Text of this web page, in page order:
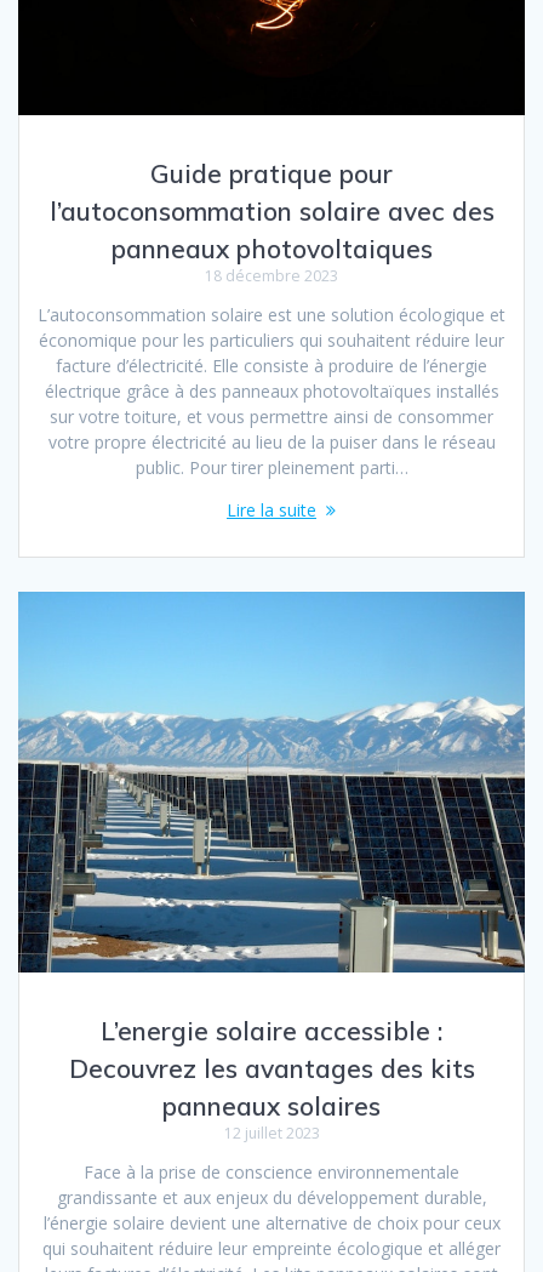
Guide pratique pour
l’autoconsommation solaire avec des
panneaux photovoltaiques
18 décembre 2023
L’autoconsommation solaire est une solution écologique et
économique pour les particuliers qui souhaitent réduire leur
facture d’électricité. Elle consiste à produire de l’énergie
électrique grâce à des panneaux photovoltaïques installés
sur votre toiture, et vous permettre ainsi de consommer
votre propre électricité au lieu de la puiser dans le réseau
public. Pour tirer pleinement parti…
Lire la suite
L’energie solaire accessible :
Decouvrez les avantages des kits
panneaux solaires
12 juillet 2023
Face à la prise de conscience environnementale
grandissante et aux enjeux du développement durable,
l’énergie solaire devient une alternative de choix pour ceux
qui souhaitent réduire leur empreinte écologique et alléger